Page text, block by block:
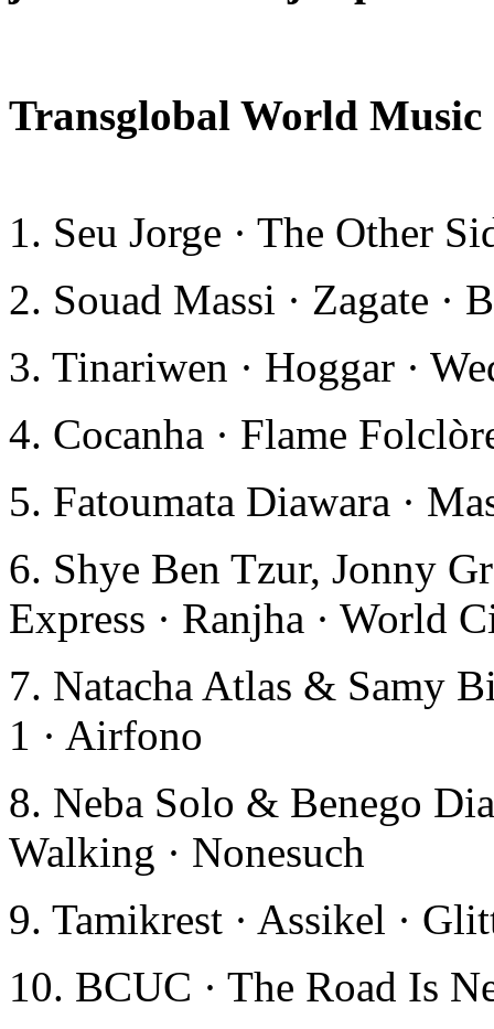
Transglobal World Music
1. Seu Jorge · The Other
2. Souad Massi · Zagate ·
3. Tinariwen · Hoggar ·
4. Cocanha · Flame
5. Fatoumata Diawara ·
6. Shye Ben Tzur, Jonny
Express · Ranjha · World
7. Natacha Atlas & Samy
1 · Airfono
8. Neba Solo & Benego
Walking · Nonesuch
9. Tamikrest · Assikel ·
10. BCUC · The Road Is